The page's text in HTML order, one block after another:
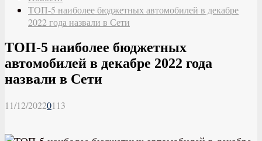
ТОП-5 наиболее бюджетных автомобилей в декабре
2022 года назвали в Сети
ТОП-5 наиболее бюджетных
автомобилей в декабре 2022 года
назвали в Сети
11/12/20220113